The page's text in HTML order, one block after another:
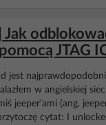
Jak
JTAG
jest
w angielskiej
jeeper'ami (ang.
cytat: I